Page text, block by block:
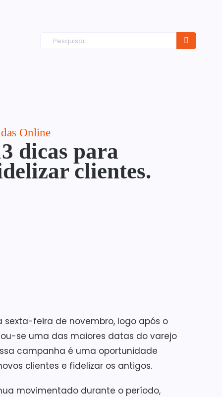
Online
dicas para
clientes.
sexta-feira de novembro, logo após o
se uma das maiores datas do varejo
campanha é uma oportunidade
clientes e fidelizar os antigos.
movimentado durante o período,